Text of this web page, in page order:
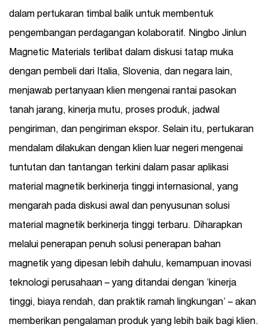
dalam pertukaran timbal balik untuk membentuk
pengembangan perdagangan kolaboratif. Ningbo Jinlun
Magnetic Materials terlibat dalam diskusi tatap muka
dengan pembeli dari Italia, Slovenia, dan negara lain,
menjawab pertanyaan klien mengenai rantai pasokan
tanah jarang, kinerja mutu, proses produk, jadwal
pengiriman, dan pengiriman ekspor. Selain itu, pertukaran
mendalam dilakukan dengan klien luar negeri mengenai
tuntutan dan tantangan terkini dalam pasar aplikasi
material magnetik berkinerja tinggi internasional, yang
mengarah pada diskusi awal dan penyusunan solusi
material magnetik berkinerja tinggi terbaru. Diharapkan
melalui penerapan penuh solusi penerapan bahan
magnetik yang dipesan lebih dahulu, kemampuan inovasi
teknologi perusahaan – yang ditandai dengan ‘kinerja
tinggi, biaya rendah, dan praktik ramah lingkungan’ – akan
memberikan pengalaman produk yang lebih baik bagi klien.